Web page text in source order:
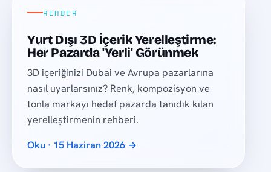
REHBER
Yurt Dışı 3D İçerik Yerelleştirme:
Her Pazarda 'Yerli' Görünmek
3D içeriğinizi Dubai ve Avrupa pazarlarına
nasıl uyarlarsınız? Renk, kompozisyon ve
tonla markayı hedef pazarda tanıdık kılan
yerelleştirmenin rehberi.
Oku · 15 Haziran 2026 →